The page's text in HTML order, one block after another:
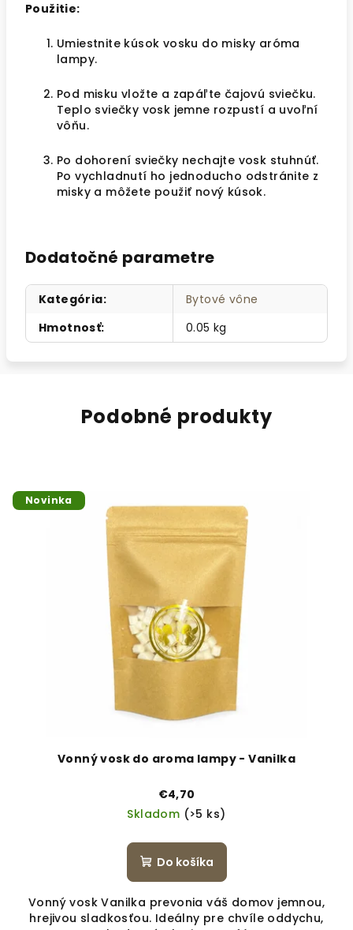
Použitie:
Umiestnite kúsok vosku do misky aróma
lampy.
Pod misku vložte a zapáľte čajovú sviečku.
Teplo sviečky vosk jemne rozpustí a uvoľní
vôňu.
Po dohorení sviečky nechajte vosk stuhnúť.
Po vychladnutí ho jednoducho odstránite z
misky a môžete použiť nový kúsok.
Dodatočné parametre
Kategória:
Bytové vône
Hmotnosť: 0.05 kg
Podobné produkty
Novinka
Vonný vosk do aroma lampy - Vanilka
€4,70
Skladom (>5 ks)
Do košíka
Vonný vosk Vanilka prevonia váš domov jemnou,
hrejivou sladkosťou. Ideálny pre chvíle oddychu,